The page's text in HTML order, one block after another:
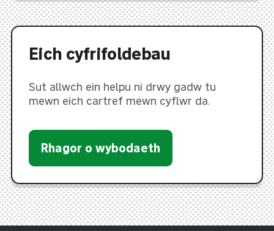
Eich cyfrifoldebau
Sut allwch ein helpu ni drwy gadw tu
mewn eich cartref mewn cyflwr da.
Rhagor o wybodaeth